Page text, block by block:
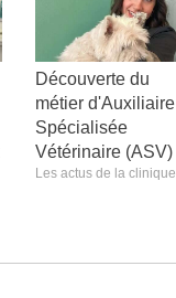
Découverte du
métier d'Auxiliaire
Spécialisée
Vétérinaire (ASV)
Les actus de la clinique